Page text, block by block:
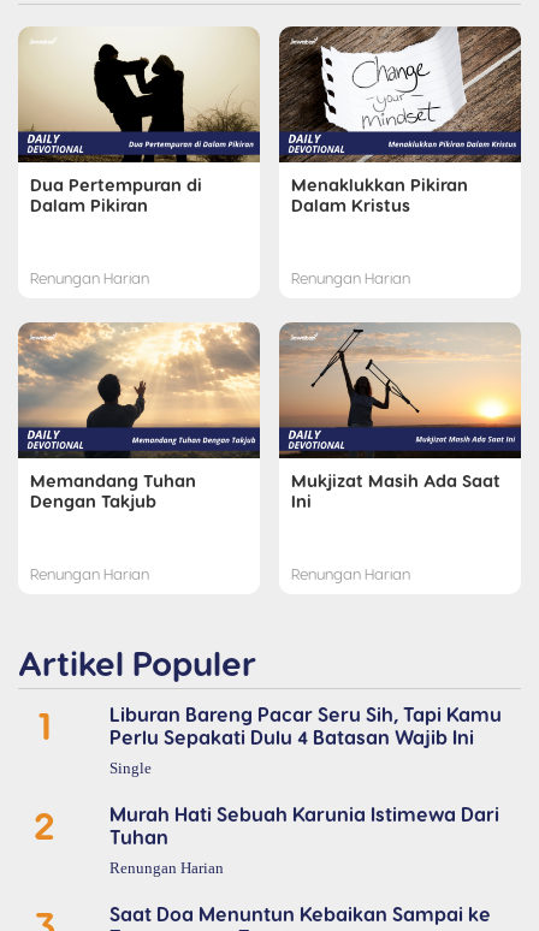
Dua Pertempuran di
Dalam Pikiran
Renungan Harian
Menaklukkan Pikiran
Dalam Kristus
Renungan Harian
Memandang Tuhan
Dengan Takjub
Renungan Harian
Mukjizat Masih Ada Saat
Ini
Renungan Harian
Artikel Populer
1
Liburan Bareng Pacar Seru Sih, Tapi Kamu
Perlu Sepakati Dulu 4 Batasan Wajib Ini
Single
2
Murah Hati Sebuah Karunia Istimewa Dari
Tuhan
Renungan Harian
Saat Doa Menuntun Kebaikan Sampai ke